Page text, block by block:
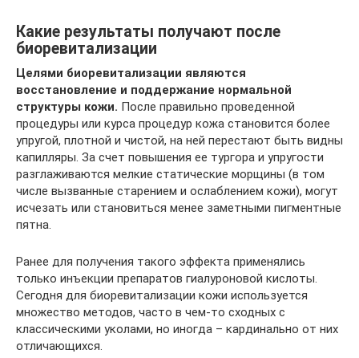
Какие результаты получают после
биоревитализации
Целями биоревитализации являются
восстановление и поддержание нормальной
структуры кожи. После правильно проведенной
процедуры или курса процедур кожа становится более
упругой, плотной и чистой, на ней перестают быть видны
капилляры. За счет повышения ее тургора и упругости
разглаживаются мелкие статические морщины (в том
числе вызванные старением и ослаблением кожи), могут
исчезать или становиться менее заметными пигментные
пятна.
Ранее для получения такого эффекта применялись
только инъекции препаратов гиалуроновой кислоты.
Сегодня для биоревитализации кожи используется
множество методов, часто в чем-то сходных с
классическими уколами, но иногда – кардинально от них
отличающихся.